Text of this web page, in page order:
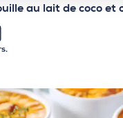
au lait de coco et